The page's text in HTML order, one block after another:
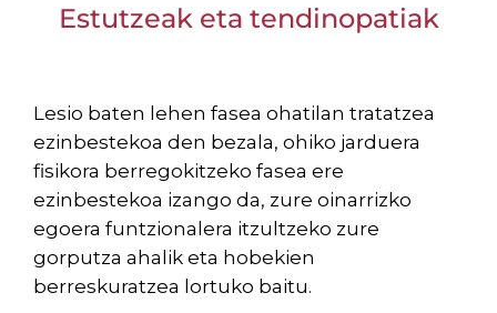
Estutzeak eta tendinopatiak
Lesio baten lehen fasea ohatilan tratatzea
ezinbestekoa den bezala, ohiko jarduera
fisikora berregokitzeko fasea ere
ezinbestekoa izango da, zure oinarrizko
egoera funtzionalera itzultzeko zure
gorputza ahalik eta hobekien
berreskuratzea lortuko baitu.